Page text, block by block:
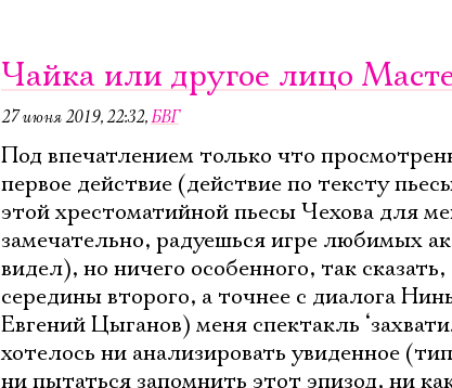
Чайка или другое лицо
27 июня 2019, 22:32,БВГ
Под впечатлением только что
первое действие (действие по тексту
этой хрестоматийной пьесы Чехова для
замечательно, радуешься игре любимых
видел), но ничего особенного, так
середины второго, а точнее с диалога
Евгений Цыганов) меня спектакль
хотелось ни анализировать увиденное
ни пытаться запомнить этот эпизод, ни